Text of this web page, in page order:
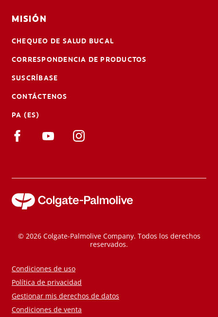
MISIÓN
CHEQUEO DE SALUD BUCAL
CORRESPONDENCIA DE PRODUCTOS
SUSCRÍBASE
CONTÁCTENOS
PA (ES)
© 2026 Colgate-Palmolive Company. Todos los derechos
reservados.
Condiciones de uso
Política de privacidad
Gestionar mis derechos de datos
Condiciones de venta